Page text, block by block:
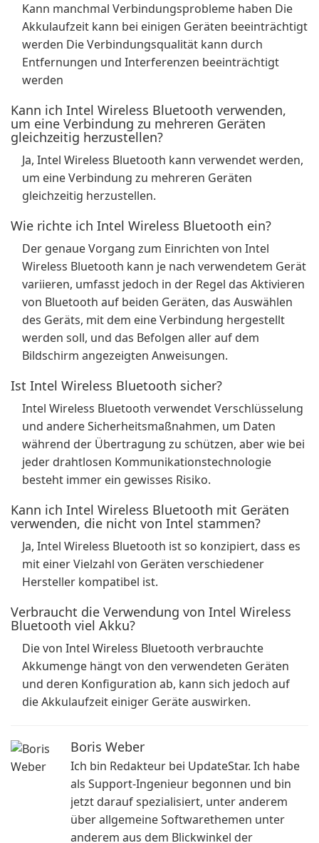
Kann manchmal Verbindungsprobleme haben Die
Akkulaufzeit kann bei einigen Geräten beeinträchtigt
werden Die Verbindungsqualität kann durch
Entfernungen und Interferenzen beeinträchtigt
werden
Kann ich Intel Wireless Bluetooth verwenden,
um eine Verbindung zu mehreren Geräten
gleichzeitig herzustellen?
Ja, Intel Wireless Bluetooth kann verwendet werden,
um eine Verbindung zu mehreren Geräten
gleichzeitig herzustellen.
Wie richte ich Intel Wireless Bluetooth ein?
Der genaue Vorgang zum Einrichten von Intel
Wireless Bluetooth kann je nach verwendetem Gerät
variieren, umfasst jedoch in der Regel das Aktivieren
von Bluetooth auf beiden Geräten, das Auswählen
des Geräts, mit dem eine Verbindung hergestellt
werden soll, und das Befolgen aller auf dem
Bildschirm angezeigten Anweisungen.
Ist Intel Wireless Bluetooth sicher?
Intel Wireless Bluetooth verwendet Verschlüsselung
und andere Sicherheitsmaßnahmen, um Daten
während der Übertragung zu schützen, aber wie bei
jeder drahtlosen Kommunikationstechnologie
besteht immer ein gewisses Risiko.
Kann ich Intel Wireless Bluetooth mit Geräten
verwenden, die nicht von Intel stammen?
Ja, Intel Wireless Bluetooth ist so konzipiert, dass es
mit einer Vielzahl von Geräten verschiedener
Hersteller kompatibel ist.
Verbraucht die Verwendung von Intel Wireless
Bluetooth viel Akku?
Die von Intel Wireless Bluetooth verbrauchte
Akkumenge hängt von den verwendeten Geräten
und deren Konfiguration ab, kann sich jedoch auf
die Akkulaufzeit einiger Geräte auswirken.
Boris Weber
Ich bin Redakteur bei UpdateStar. Ich habe
als Support-Ingenieur begonnen und bin
jetzt darauf spezialisiert, unter anderem
über allgemeine Softwarethemen unter
anderem aus dem Blickwinkel der